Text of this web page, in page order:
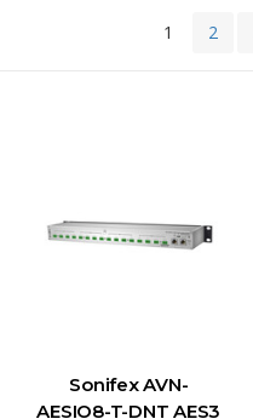
1 2
Sonifex AVN-
AESIO8-T-DNT AES3